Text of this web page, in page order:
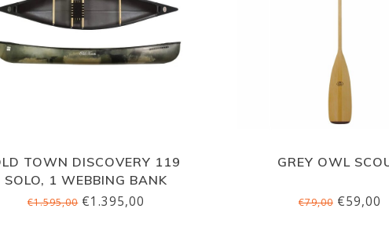
TOWN DISCOVERY 119
SOLO, 1 WEBBING BANK
€1.595,00€1.395,00
GREY OWL
€79,00€59,00